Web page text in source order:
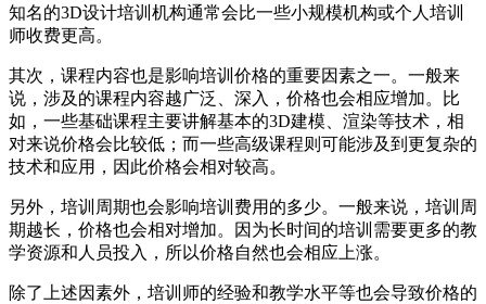
知名的3D设计培训机构通常会比一些小规模机构或个人培训
师收费更高。
其次，课程内容也是影响培训价格的重要因素之一。一般来
说，涉及的课程内容越广泛、深入，价格也会相应增加。比
如，一些基础课程主要讲解基本的3D建模、渲染等技术，相
对来说价格会比较低；而一些高级课程则可能涉及到更复杂的
技术和应用，因此价格会相对较高。
另外，培训周期也会影响培训费用的多少。一般来说，培训周
期越长，价格也会相对增加。因为长时间的培训需要更多的教
学资源和人员投入，所以价格自然也会相应上涨。
除了上述因素外，培训师的经验和教学水平等也会导致价格的